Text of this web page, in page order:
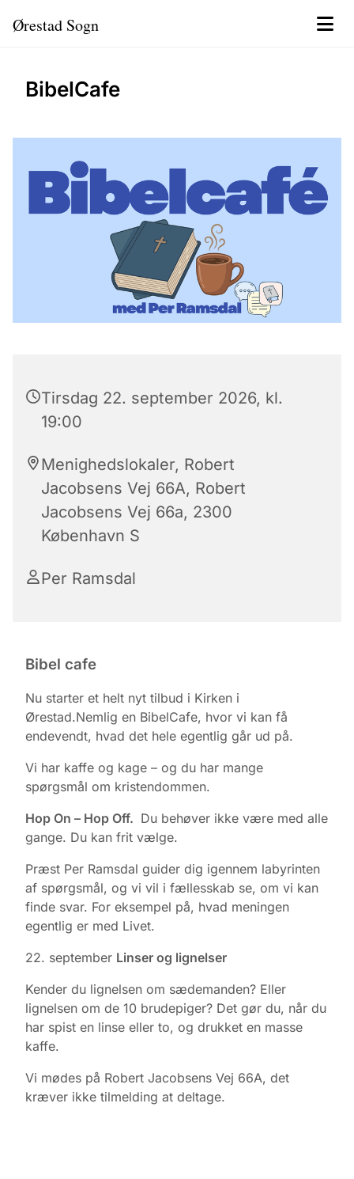
Ørestad Sogn
BibelCafe
Tirsdag 22. september 2026, kl.
19:00
Menighedslokaler, Robert
Jacobsens Vej 66A, Robert
Jacobsens Vej 66a, 2300
København S
Per Ramsdal
Bibel cafe
Nu starter et helt nyt tilbud i Kirken i
Ørestad.Nemlig en BibelCafe, hvor vi kan få
endevendt, hvad det hele egentlig går ud på.
Vi har kaffe og kage – og du har mange
spørgsmål om kristendommen.
Hop On – Hop Off. Du behøver ikke være med alle
gange. Du kan frit vælge.
Præst Per Ramsdal guider dig igennem labyrinten
af spørgsmål, og vi vil i fællesskab se, om vi kan
finde svar. For eksempel på, hvad meningen
egentlig er med Livet.
22. september Linser og lignelser
Kender du lignelsen om sædemanden? Eller
lignelsen om de 10 brudepiger? Det gør du, når du
har spist en linse eller to, og drukket en masse
kaffe.
Vi mødes på Robert Jacobsens Vej 66A, det
kræver ikke tilmelding at deltage.